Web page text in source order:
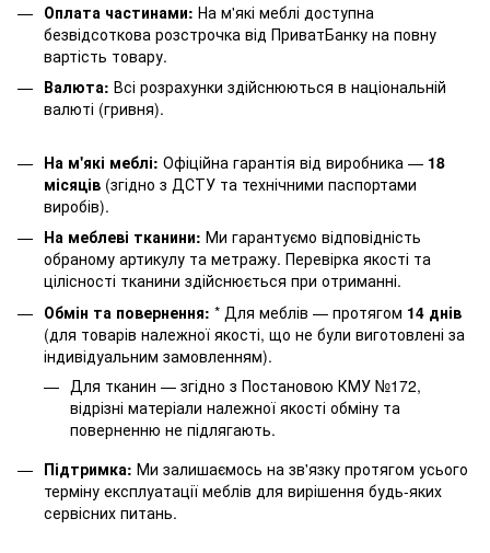
Оплата частинами: На м'які меблі доступна
безвідсоткова розстрочка від ПриватБанку на повну
вартість товару.
Валюта: Всі розрахунки здійснюються в національній
валюті (гривня).
На м'які меблі: Офіційна гарантія від виробника — 18
місяців (згідно з ДСТУ та технічними паспортами
виробів).
На меблеві тканини: Ми гарантуємо відповідність
обраному артикулу та метражу. Перевірка якості та
цілісності тканини здійснюється при отриманні.
Обмін та повернення: * Для меблів — протягом 14 днів
(для товарів належної якості, що не були виготовлені за
індивідуальним замовленням).
Для тканин — згідно з Постановою КМУ №172,
відрізні матеріали належної якості обміну та
поверненню не підлягають.
Підтримка: Ми залишаємось на зв'язку протягом усього
терміну експлуатації меблів для вирішення будь-яких
сервісних питань.